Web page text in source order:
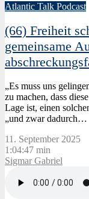
Atlantic Talk Podcast
(66) Freiheit
gemeinsame
„Es muss uns
zu machen, dass
Lage ist, einen
„und zwar dadurch…
11. September 2025
1:04:47 min
Sigmar Gabriel